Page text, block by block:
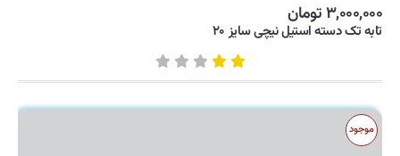
۳,۰۰۰,۰۰۰ تومان
تابه تک دسته استیل نیچی سایز ۲۰
موجود